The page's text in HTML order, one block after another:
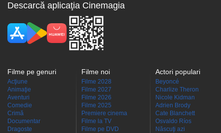
Descarcă aplicaţia Cinemagia
Filme pe genuri
Acţiune
Animaţie
Aventuri
Comedie
Crimă
Documentar
Dragoste
Filme noi
Filme 2028
Filme 2027
Filme 2026
Filme 2025
Premiere cinema
Filme la TV
Filme pe DVD
Actori populari
Beyoncé
Charlize Theron
Nicole Kidman
Adrien Brody
Cate Blanchett
Osvaldo Ríos
Născuţi azi